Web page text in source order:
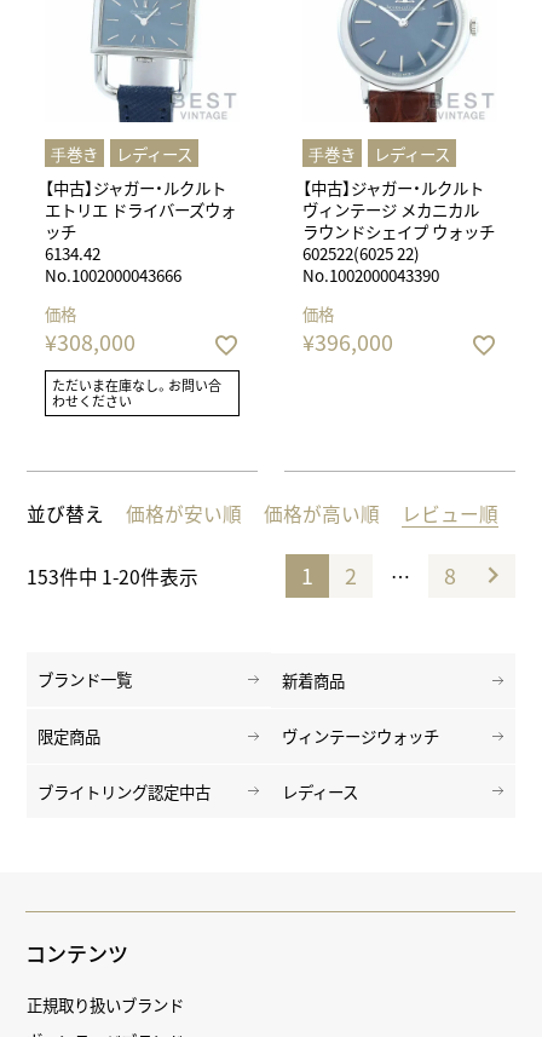
ブランド一覧 新着商品
限定商品 ヴィンテージウォッチ
ブライトリング認定中古 レディース
⼿巻き
レディース
【中古】ジャガー・ルクルト
エトリエ ドライバーズウォ
ッチ
6134.42
No.1002000043666
価格
¥308,000
ただいま在庫なし。お問い合
わせください
⼿巻き
レディース
【中古】ジャガー・ルクルト
ヴィンテージ メカニカル
ラウンドシェイプ ウォッチ
602522(6025 22)
No.1002000043390
価格
¥396,000
並び替え 価格が安い順 価格が高い順 レビュー順
153件中 1-20件表示 1 2 … 8
コンテンツ
正規取り扱いブランド